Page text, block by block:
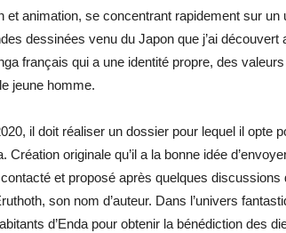
et animation, se concentrant rapidement sur un
dessinées venu du Japon que j’ai découvert
français qui a une identité propre, des
jeune homme.
il doit réaliser un dossier pour lequel il opte
originale qu’il a la bonne idée
contacté et proposé après quelques
son nom d’auteur. Dans l’univers
d’Enda pour obtenir la bénédiction des